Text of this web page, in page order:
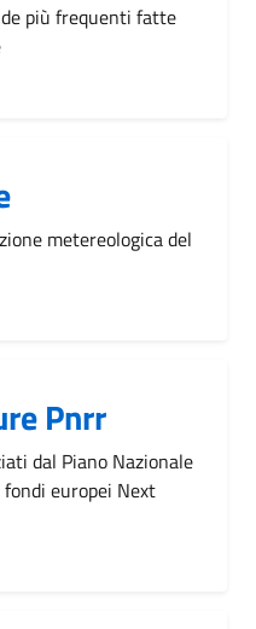
più frequenti fatte
metereologica del
Pnrr
dal Piano Nazionale
europei Next